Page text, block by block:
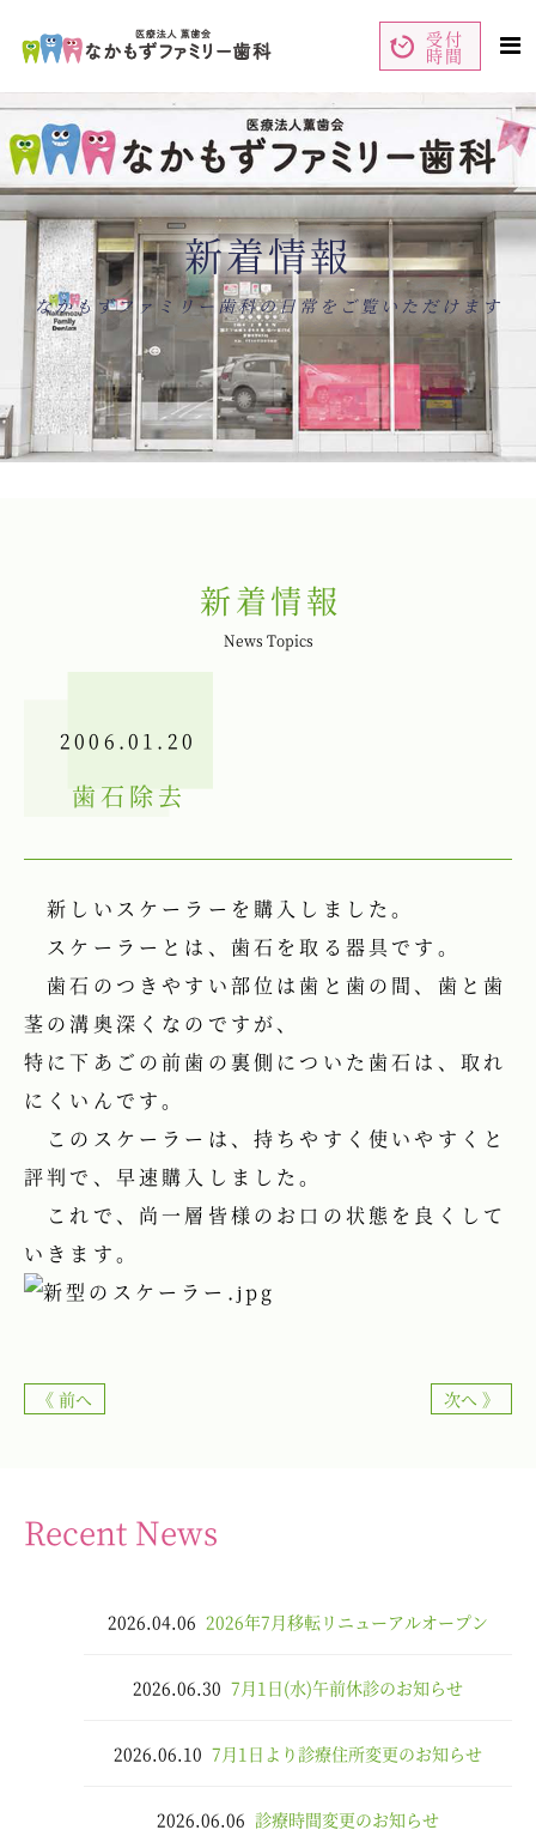
ペ
ー
先
頭
で
コ
ン
テ
ン
受付
時間
コ
ン
ツ
エ
リ
で
す
新着情報
なかもずファミリー歯科の日常をご覧いただけます
新着情報
News Topics
2006.01.20
歯石除去
新しいスケーラーを購入しました。
スケーラーとは、歯石を取る器具です。
歯石のつきやすい部位は歯と歯の間、歯と歯
茎の溝奥深くなのですが、
特に下あごの前歯の裏側についた歯石は、取れ
にくいんです。
このスケーラーは、持ちやすく使いやすくと
評判で、早速購入しました。
これで、尚一層皆様のお口の状態を良くして
いきます。
《 前へ 次へ 》
Recent News
2026.04.06 2026年7月移転リニューアルオープン
2026.06.30 7月1日(水)午前休診のお知らせ
2026.06.10 7月1日より診療住所変更のお知らせ
2026.06.06 診療時間変更のお知らせ